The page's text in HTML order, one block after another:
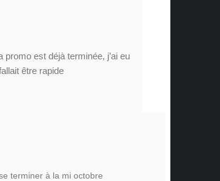
est déjà terminée, j’ai eu
être rapide
terminer à la mi octobre